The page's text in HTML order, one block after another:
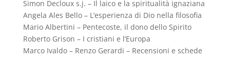
Simon Decloux s.j. – Il laico e la spiritualità ignaziana
Angela Ales Bello – L’esperienza di Dio nella filosofia
Mario Albertini – Pentecoste, il dono dello Spirito
Roberto Grison – I cristiani e l’Europa
Marco Ivaldo – Renzo Gerardi – Recensioni e schede